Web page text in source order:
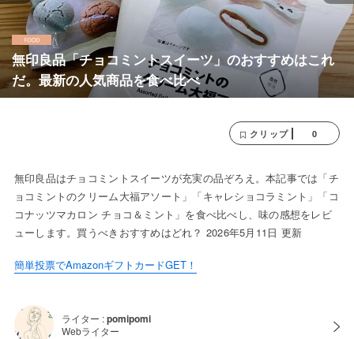
無印良品「チョコミントスイーツ」のおすすめはこれ
だ。最新の人気商品を食べ比べ
クリップ 0
無印良品はチョコミントスイーツが充実の品ぞろえ。本記事では「チ
ョコミントのクリーム大福アソート」「キャレショコラミント」「コ
コナッツマカロン チョコ＆ミント」を食べ比べし、味の感想をレビ
ューします。買うべきおすすめはどれ？ 2026年5月11日 更新
簡単投票でAmazonギフトカードGET！
ライター :pomipomi
Webライター